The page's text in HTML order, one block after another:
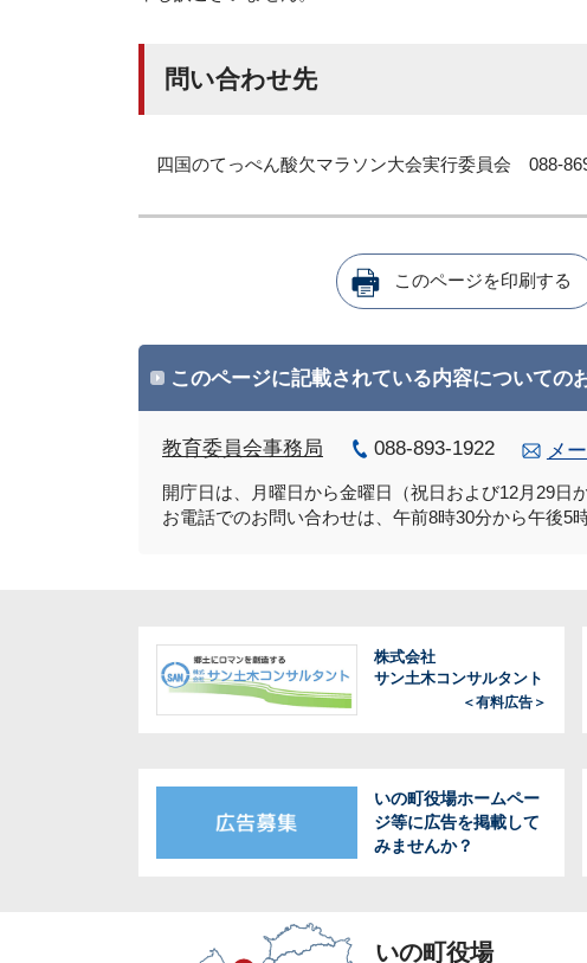
問い合わせ先
四国のてっぺん酸欠マラソン大会実行委員会 088-
このページを印刷する
このページに記載されている内容についての
教育委員会事務局 088-893-1922 メ
開庁日は、月曜日から金曜日（祝日および12月29日
お電話でのお問い合わせは、午前8時30分から午後5
株式会社
サン土木コンサルタント
＜有料広告＞
いの町役場ホームペー
ジ等に広告を掲載して
みませんか？
いの町役場